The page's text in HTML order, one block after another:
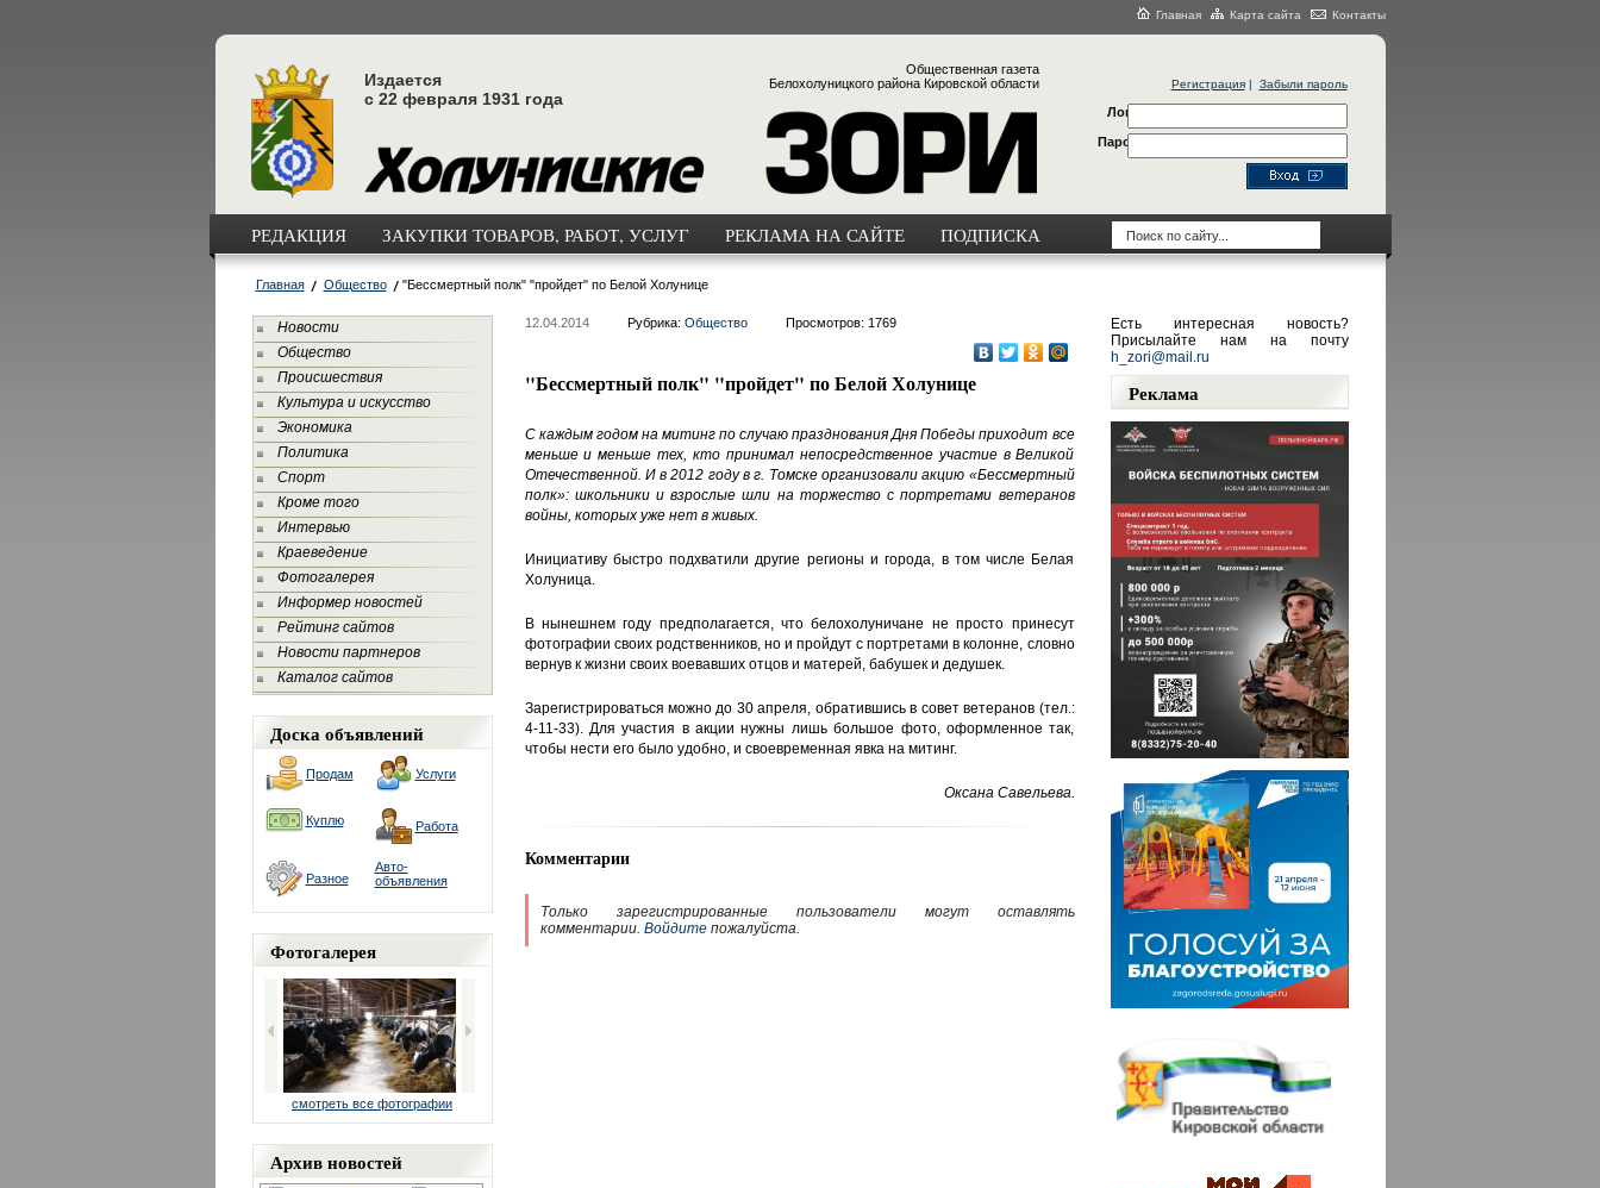
Главная Карта сайта Контакты
Издается
с 22 февраля 1931 года
Общественная газета
Белохолуницкого района Кировской области
Регистрация| Забыли пароль
Логин
Пароль
РЕДАКЦИЯ ЗАКУПКИ ТОВАРОВ, РАБОТ, УСЛУГ РЕКЛАМА НА САЙТЕ ПОДПИСКА
Главная Общество "Бессмертный полк" "пройдет" по Белой Холунице
Новости
Общество
Происшествия
Культура и искусство
Экономика
Политика
Спорт
Кроме того
Интервью
Краеведение
Фотогалерея
Информер новостей
Рейтинг сайтов
Новости партнеров
Каталог сайтов
Доска объявлений
Продам Услуги
Куплю Работа
Разное
Авто-
объявления
Фотогалерея
смотреть все фотографии
Архив новостей
12.04.2014 Рубрика: Общество Просмотров: 1769
"Бессмертный полк" "пройдет" по Белой Холунице
С каждым годом на митинг по случаю празднования Дня Победы приходит все
меньше и меньше тех, кто принимал непосредственное участие в Великой
Отечественной. И в 2012 году в г. Томске организовали акцию «Бессмертный
полк»: школьники и взрослые шли на торжество с портретами ветеранов
войны, которых уже нет в живых.
Инициативу быстро подхватили другие регионы и города, в том числе Белая
Холуница.
В нынешнем году предполагается, что белохолуничане не просто принесут
фотографии своих родственников, но и пройдут с портретами в колонне, словно
вернув к жизни своих воевавших отцов и матерей, бабушек и дедушек.
Зарегистрироваться можно до 30 апреля, обратившись в совет ветеранов (тел.:
4-11-33). Для участия в акции нужны лишь большое фото, оформленное так,
чтобы нести его было удобно, и своевременная явка на митинг.
Оксана Савельева.
Комментарии
Только зарегистрированные пользователи могут оставлять
комментарии. Войдитепожалуйста.
Есть интересная новость?
Присылайте нам на почту
h_zori@mail.ru
Реклама